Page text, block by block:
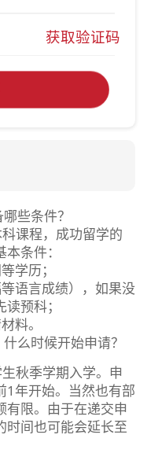
获取验证码
些条件？
课程，成功留学的
条件：
学历；
语言成绩），如果没
预科；
料。
么时候开始申请？
秋季学期入学。申
1年开始。当然也有部
有限。由于在递交申
时间也可能会延长至